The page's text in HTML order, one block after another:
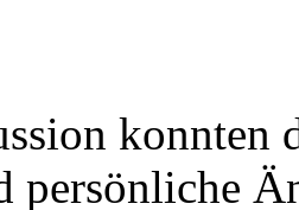
konnten
persönliche